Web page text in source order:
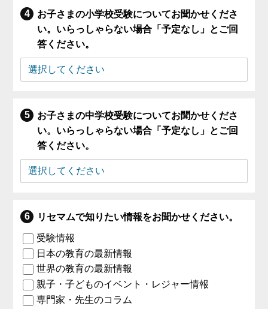
お子さまの小学校受験についてお聞かせくださ
い。いらっしゃらない場合「予定なし」とご回
答ください。
お子さまの中学校受験についてお聞かせくださ
い。いらっしゃらない場合「予定なし」とご回
答ください。
リセマムで知りたい情報をお聞かせください。
受験情報
日本の教育の最新情報
世界の教育の最新情報
親子・子どものイベント・レジャー情報
専門家・先生のコラム